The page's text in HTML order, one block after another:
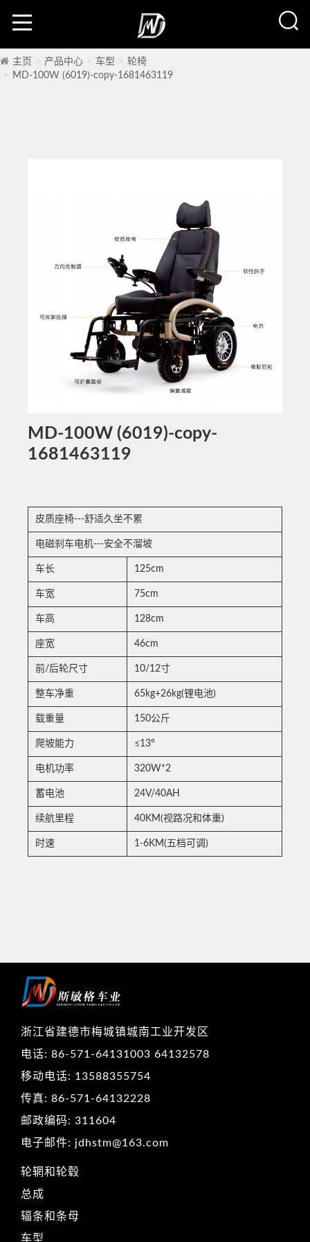
主页 产品中心 车型
轮椅
MD-100W (6019)-copy-1681463119
MD-100W (6019)-copy-
1681463119
皮质座椅---舒适久坐不累
电磁刹车电机---安全不溜坡
车长 125cm
车宽 75cm
车高 128cm
座宽 46cm
前/后轮尺寸 10/12寸
整车净重 65kg+26kg(锂电池)
载重量 150公斤
爬坡能力 ≤13°
电机功率 320W*2
蓄电池 24V/40AH
续航里程 40KM(视路况和体重)
时速 1-6KM(五档可调)
浙江省建德市梅城镇城南工业开发区
电话: 86-571-64131003 64132578
移动电话: 13588355754
传真: 86-571-64132228
邮政编码: 311604
电子邮件: jdhstm@163.com
轮辋和轮毂
总成
辐条和条母
车型